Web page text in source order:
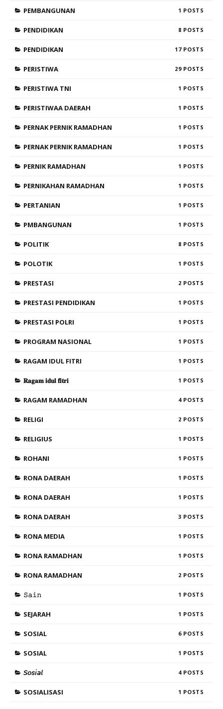
PEMBANGUNAN 1
PENDIDIKAN 8
PENDIDIKAN 17
PERISTIWA 29
PERISTIWA TNI 1
PERISTIWAA DAERAH 1
PERNAK PERNIK RAMADHAN 1
PERNAK PERNIK RAMADHAN 1
PERNIK RAMADHAN 1
PERNIKAHAN RAMADHAN 1
PERTANIAN 1
PMBANGUNAN 1
POLITIK 8
POLOTIK 1
PRESTASI 2
PRESTASI PENDIDIKAN 1
PRESTASI POLRI 1
PROGRAM NASIONAL 1
RAGAM IDUL FITRI 1
𝐑𝐚𝐠𝐚𝐦 𝐢𝐝𝐮𝐥 𝐟𝐢𝐭𝐫𝐢 1
RAGAM RAMADHAN 4
RELIGI 2
RELIGIUS 1
ROHANI 1
RONA DAERAH 1
RONA DAERAH 1
RONA DAERAH 3
RONA MEDIA 1
RONA RAMADHAN 1
RONA RAMADHAN 2
𝚂𝚊𝚒𝚗 1
SEJARAH 1
SOSIAL 6
SOSIAL 1
𝘚𝘰𝘴𝘪𝘢𝘭 4
SOSIALISASI 1